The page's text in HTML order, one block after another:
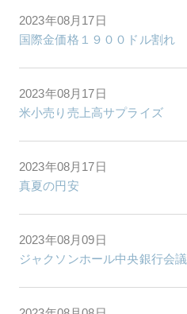
2023年08月17日
国際金価格１９００ドル割れ
2023年08月17日
米小売り売上高サプライズ
2023年08月17日
真夏の円安
2023年08月09日
ジャクソンホール中央銀行会議